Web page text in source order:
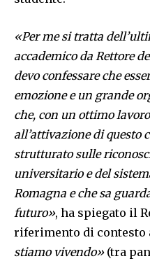
«Per me si tratta
accademico da Rettore
devo confessare che
emozione e un grande
che, con un ottimo
all’attivazione di questo
strutturato sulle
universitario e del
Romagna e che sa
futuro», ha spiegato il
riferimento di contesto
stiamo vivendo»(tra